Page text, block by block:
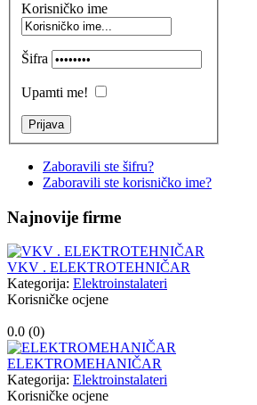
Korisničko ime
Šifra
Upamti me!
Zaboravili ste šifru?
Zaboravili ste korisničko ime?
Najnovije firme
VKV . ELEKTROTEHNIČAR
Kategorija: Elektroinstalateri
Korisničke ocjene
0.0 (0)
ELEKTROMEHANIČAR
Kategorija: Elektroinstalateri
Korisničke ocjene